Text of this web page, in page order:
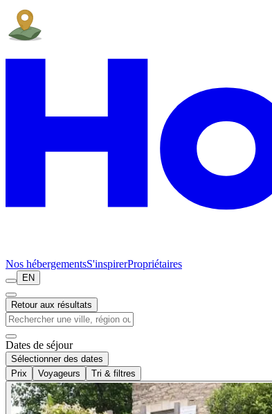
Nos hébergementsS'inspirerPropriétaires
EN
Retour aux résultats
Dates de séjour
Sélectionner des dates
Prix
Voyageurs Tri & filtres